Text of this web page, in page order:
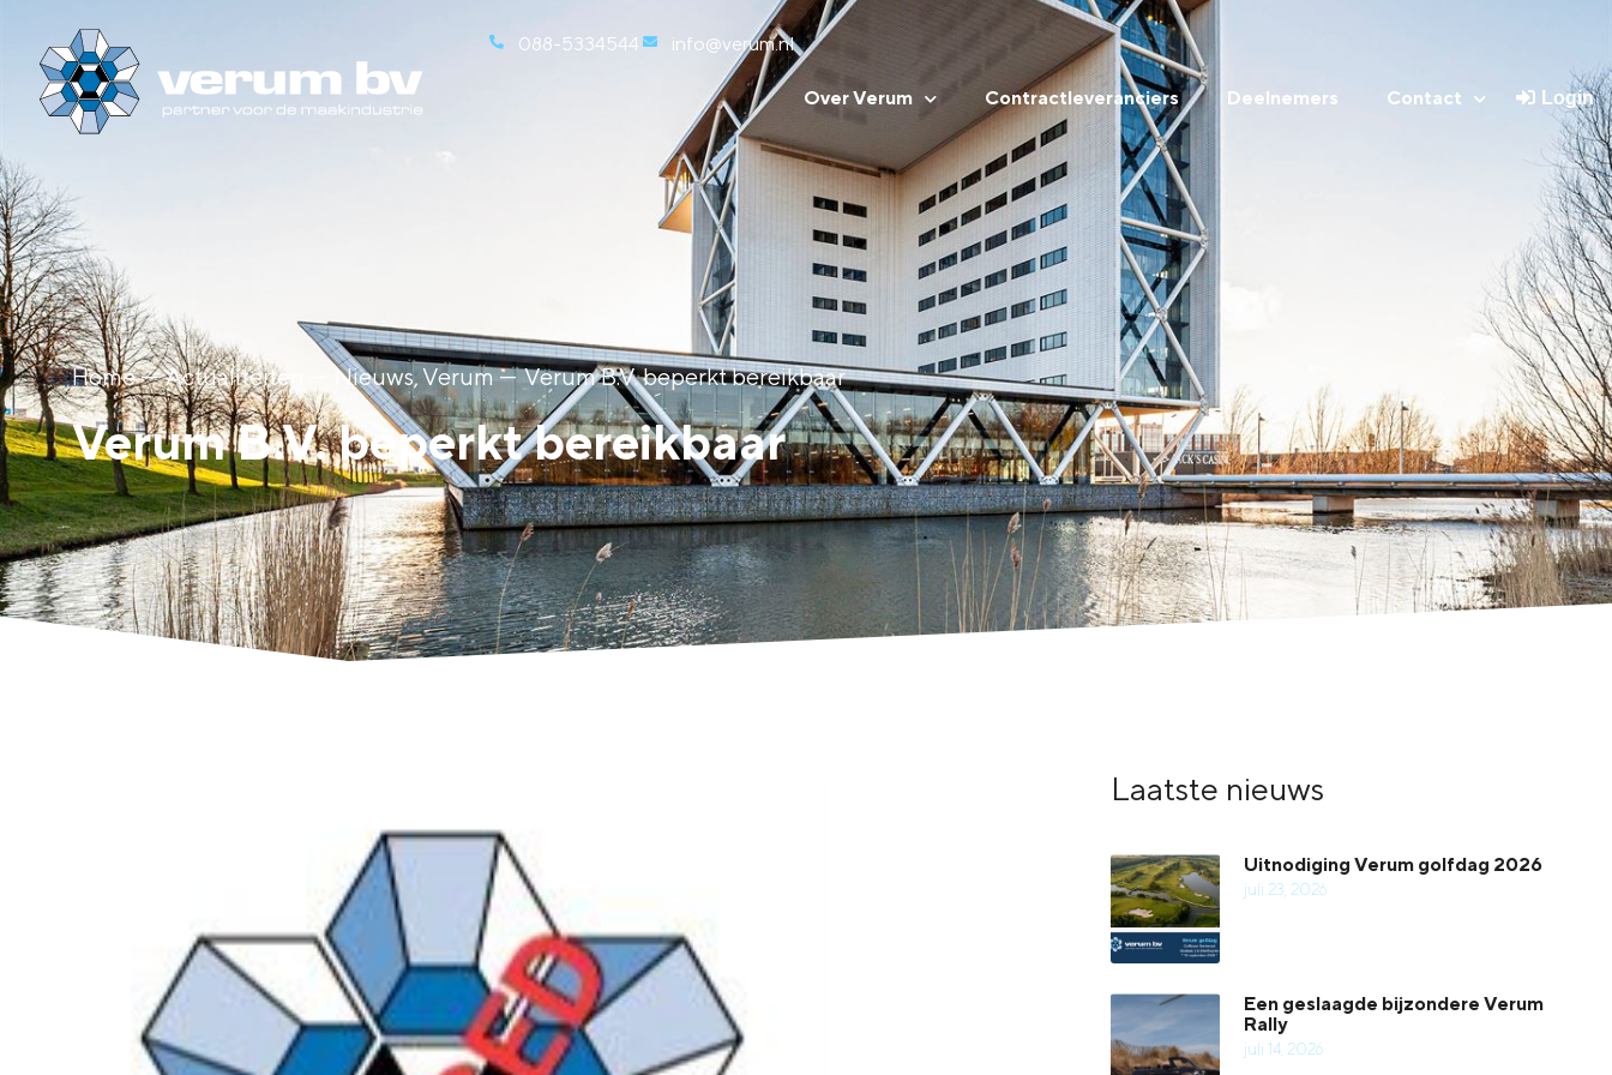
088-5334544 info@verum.nl
Over Verum Contractleveranciers Deelnemers Contact Login
Home --- Actualiteiten --- Nieuws Verum--- Verum B.V. beperkt bereikbaar
Verum B.V. beperkt bereikbaar
Laatste nieuws
Uitnodiging Verum golfdag 2026
juli 23, 2026
Een geslaagde bijzondere Verum
Rally
juli 14, 2026